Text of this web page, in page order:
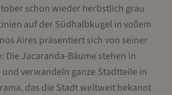
schon wieder herbstlich grau
auf der Südhalbkugel in vollem
Aires präsentiert sich von seiner
Die Jacaranda-Bäume stehen in
verwandeln ganze Stadtteile in
das die Stadt weltweit bekannt